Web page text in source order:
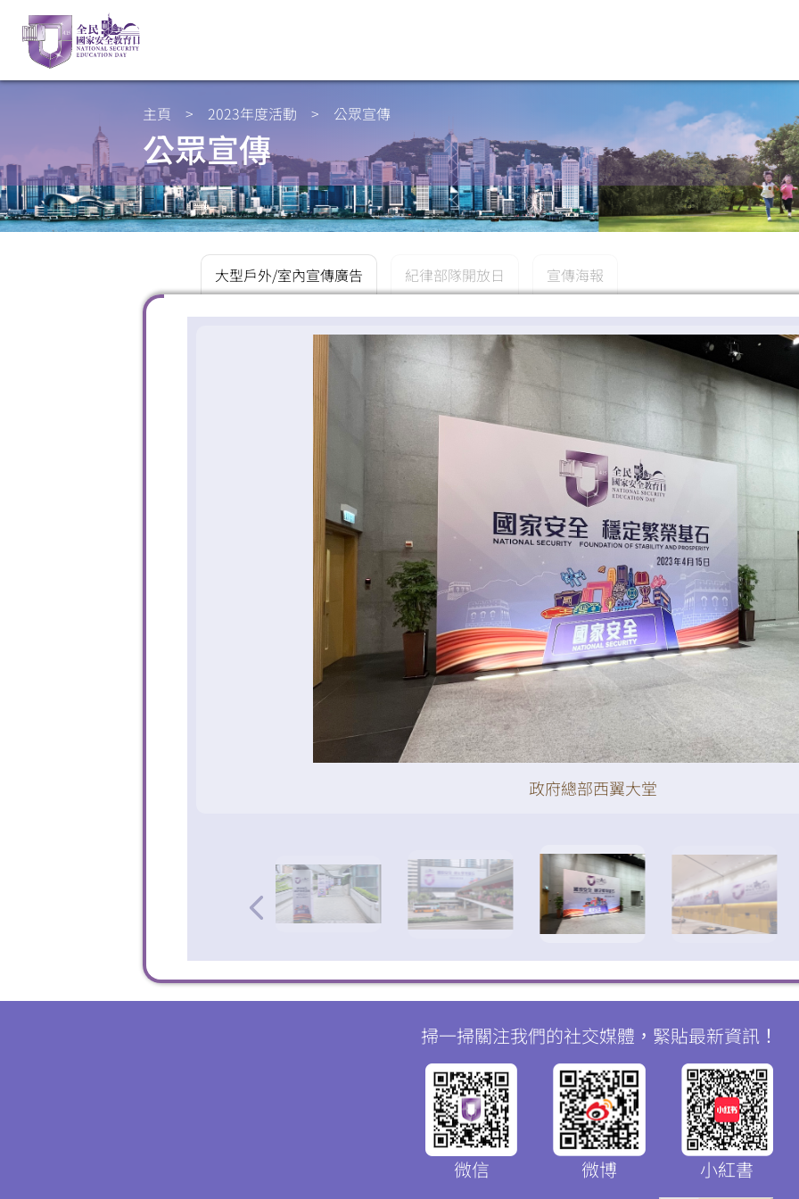
主頁 > 2023年度活動 > 公眾宣傳
公眾宣傳
大型戶外/室內宣傳廣告 紀律部隊開放日 宣傳海報
政府總部西翼大堂
掃一掃關注我們的社交媒體，緊貼最新資訊！
微信 微博 小紅書
掃一掃關注我們的社交媒體，緊貼最新資訊！
微
信
微
博 紅書